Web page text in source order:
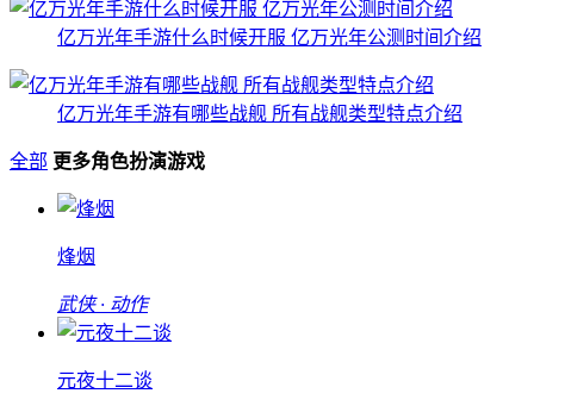
亿万光年手游什么时候开服 亿万光年公测时间介绍
亿万光年手游有哪些战舰 所有战舰类型特点介绍
全部 更多角色扮演游戏
烽烟
武侠 · 动作
元夜十二谈